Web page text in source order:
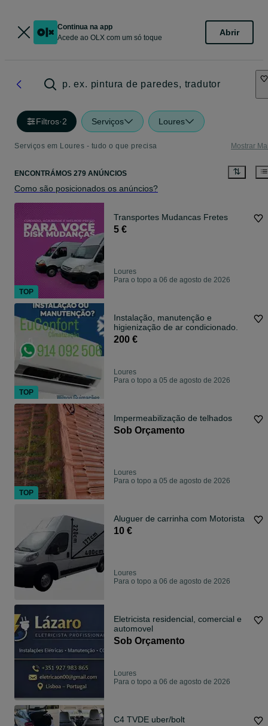
Continua na app
Acede ao OLX com um só toque
Abrir
p. ex. pintura de paredes, tradutor
Filtros·2 Serviços Loures
Serviços em Loures - tudo o que precisa Mostrar
ENCONTRÁMOS 279 ANÚNCIOS
Como são posicionados os anúncios?
Transportes Mudancas Fretes
5 €
Loures
Para o topo a 06 de agosto de 2026
Instalação, manutenção e
higienização de ar condicionado.
200 €
Loures
Para o topo a 05 de agosto de 2026
Impermeabilização de telhados
Sob Orçamento
Loures
Para o topo a 05 de agosto de 2026
Aluguer de carrinha com Motorista
10 €
Loures
Para o topo a 06 de agosto de 2026
Eletricista residencial, comercial e
automovel
Sob Orçamento
Loures
Para o topo a 06 de agosto de 2026
C4 TVDE uber/bolt
TOP
TOP
TOP